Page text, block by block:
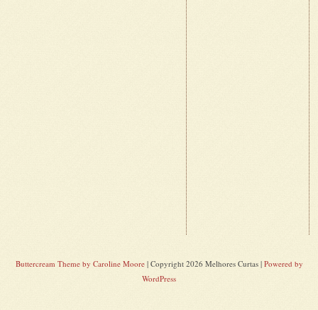
Buttercream Theme by Caroline Moore| Copyright 2026 Melhores Curtas | Powered by
WordPress